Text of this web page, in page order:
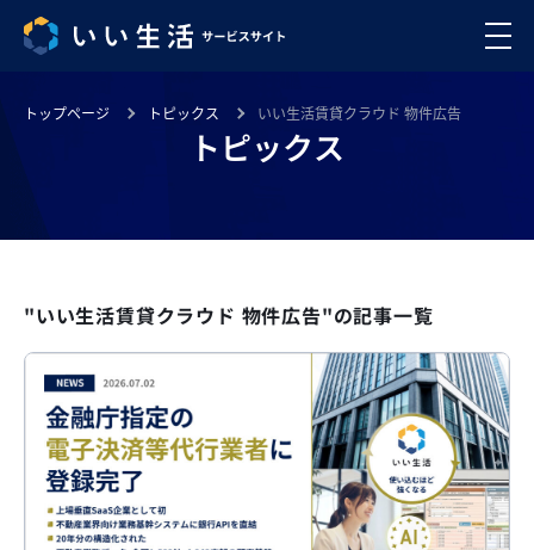
トップページ トピックス いい生活賃貸クラウド 物件広告
トピックス
"いい生活賃貸クラウド 物件広告"の記事一覧